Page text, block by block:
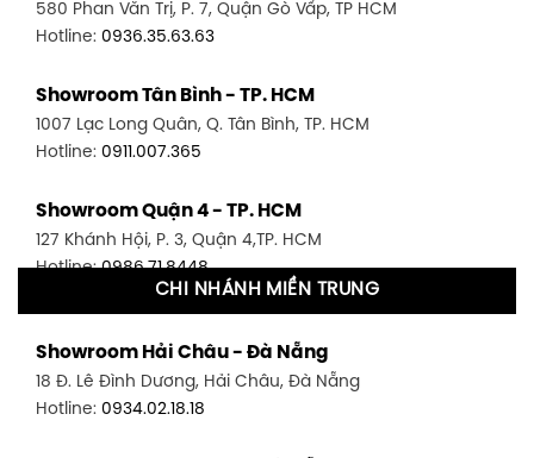
580 Phan Văn Trị, P. 7, Quận Gò Vấp, TP HCM
Hotline: 0936.35.63.63
Showroom Tân Bình - TP. HCM
1007 Lạc Long Quân, Q. Tân Bình, TP. HCM
Hotline: 0911.007.365
Showroom Quận 4 - TP. HCM
127 Khánh Hội, P. 3, Quận 4,TP. HCM
Hotline:0986.71.8448
1411 Đường 3/2, P. 16, Quận 11, TP. HCM
Hotline:0906.256.759
CHI NHÁNH MIỀN TRUNG
Showroom Hải Châu - Đà Nẵng
18 Đ. Lê Đình Dương, Hải Châu, Đà Nẵng
Hotline: 0934.02.18.18